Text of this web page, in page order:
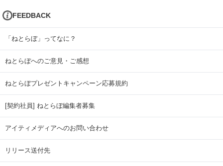
FEEDBACK
「ねとらぼ」ってなに？
ねとらぼへのご意見・ご感想
ねとらぼプレゼントキャンペーン応募規約
[契約社員] ねとらぼ編集者募集
アイティメディアへのお問い合わせ
リリース送付先